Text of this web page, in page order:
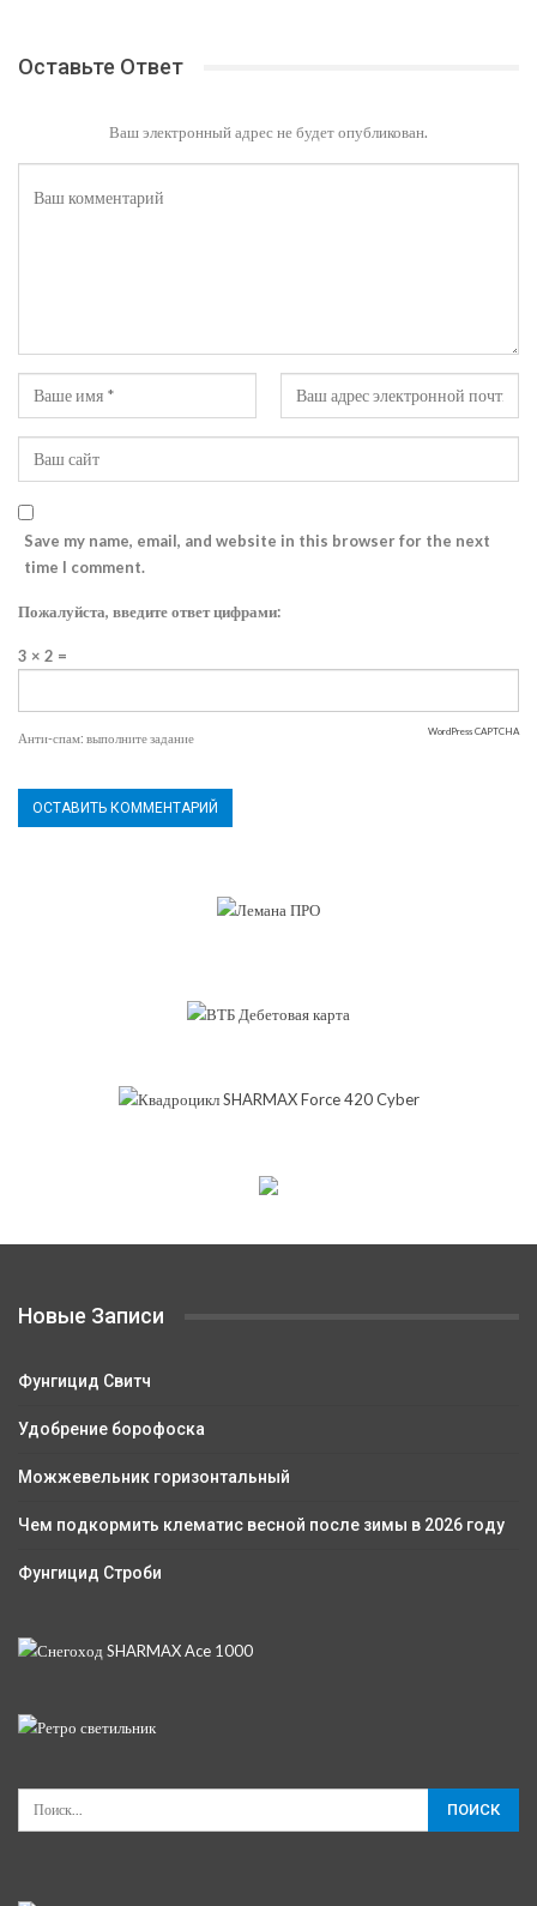
Оставьте Ответ
Ваш электронный адрес не будет опубликован.
Save my name, email, and website in this browser for the next
time I comment.
Пожалуйста, введите ответ цифрами:
3 × 2 =
Анти-спам: выполните задание WordPress CAPTCHA
Новые Записи
Фунгицид Свитч
Удобрение борофоска
Можжевельник горизонтальный
Чем подкормить клематис весной после зимы в 2026 году
Фунгицид Строби